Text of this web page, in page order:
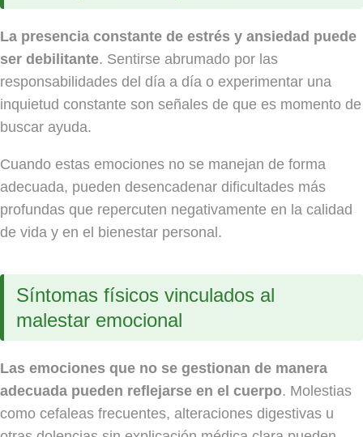
La presencia constante de estrés y ansiedad puede
ser debilitante. Sentirse abrumado por las
responsabilidades del día a día o experimentar una
inquietud constante son señales de que es momento de
buscar ayuda.
Cuando estas emociones no se manejan de forma
adecuada, pueden desencadenar dificultades más
profundas que repercuten negativamente en la calidad
de vida y en el bienestar personal.
Síntomas físicos vinculados al
malestar emocional
Las emociones que no se gestionan de manera
adecuada pueden reflejarse en el cuerpo. Molestias
como cefaleas frecuentes, alteraciones digestivas u